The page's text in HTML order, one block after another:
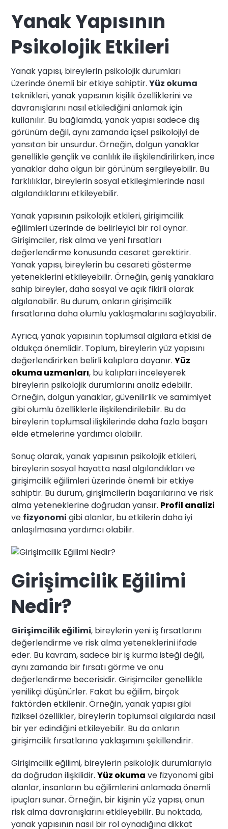
Yanak Yapısının
Psikolojik Etkileri
Yanak yapısı, bireylerin psikolojik durumları
üzerinde önemli bir etkiye sahiptir.Yüz okuma
teknikleri, yanak yapısının kişilik özelliklerini ve
davranışlarını nasıl etkilediğini anlamak için
kullanılır. Bu bağlamda, yanak yapısı sadece dış
görünüm değil, aynı zamanda içsel psikolojiyi de
yansıtan bir unsurdur. Örneğin, dolgun yanaklar
genellikle gençlik ve canlılık ile ilişkilendirilirken, ince
yanaklar daha olgun bir görünüm sergileyebilir. Bu
farklılıklar, bireylerin sosyal etkileşimlerinde nasıl
algılandıklarını etkileyebilir.
Yanak yapısının psikolojik etkileri, girişimcilik
eğilimleri üzerinde de belirleyici bir rol oynar.
Girişimciler, risk alma ve yeni fırsatları
değerlendirme konusunda cesaret gerektirir.
Yanak yapısı, bireylerin bu cesareti gösterme
yeteneklerini etkileyebilir. Örneğin, geniş yanaklara
sahip bireyler, daha sosyal ve açık fikirli olarak
algılanabilir. Bu durum, onların girişimcilik
fırsatlarına daha olumlu yaklaşmalarını sağlayabilir.
Ayrıca, yanak yapısının toplumsal algılara etkisi de
oldukça önemlidir. Toplum, bireylerin yüz yapısını
değerlendirirken belirli kalıplara dayanır.Yüz
okuma uzmanları, bu kalıpları inceleyerek
bireylerin psikolojik durumlarını analiz edebilir.
Örneğin, dolgun yanaklar, güvenilirlik ve samimiyet
gibi olumlu özelliklerle ilişkilendirilebilir. Bu da
bireylerin toplumsal ilişkilerinde daha fazla başarı
elde etmelerine yardımcı olabilir.
Sonuç olarak, yanak yapısının psikolojik etkileri,
bireylerin sosyal hayatta nasıl algılandıkları ve
girişimcilik eğilimleri üzerinde önemli bir etkiye
sahiptir. Bu durum, girişimcilerin başarılarına ve risk
alma yeteneklerine doğrudan yansır. Profil analizi
ve fizyonomi gibi alanlar, bu etkilerin daha iyi
anlaşılmasına yardımcı olabilir.
Girişimcilik Eğilimi
Nedir?
Girişimcilik eğilimi, bireylerin yeni iş fırsatlarını
değerlendirme ve risk alma yeteneklerini ifade
eder. Bu kavram, sadece bir iş kurma isteği değil,
aynı zamanda bir fırsatı görme ve onu
değerlendirme becerisidir. Girişimciler genellikle
yenilikçi düşünürler. Fakat bu eğilim, birçok
faktörden etkilenir. Örneğin, yanak yapısı gibi
fiziksel özellikler, bireylerin toplumsal algılarda nasıl
bir yer edindiğini etkileyebilir. Bu da onların
girişimcilik fırsatlarına yaklaşımını şekillendirir.
Girişimcilik eğilimi, bireylerin psikolojik durumlarıyla
da doğrudan ilişkilidir.Yüz okuma ve fizyonomi gibi
alanlar, insanların bu eğilimlerini anlamada önemli
ipuçları sunar. Örneğin, bir kişinin yüz yapısı, onun
risk alma davranışlarını etkileyebilir. Bu noktada,
yanak yapısının nasıl bir rol oynadığına dikkat